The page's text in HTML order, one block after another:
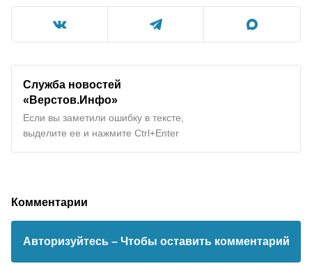
Служба новостей
«Верстов.Инфо»
Если вы заметили ошибку в тексте,
выделите ее и нажмите Ctrl+Enter
Комментарии
Авторизуйтесь – Чтобы оставить комментарий